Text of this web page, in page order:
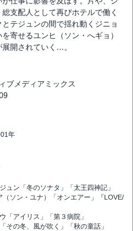
支配人として再びホテルで働く
テジュンの間で揺れ動くジニョ
寄せるユンヒ（ソン・へギョ）
開されていく…。
ブメディアミックス
年
ュン「冬のソナタ」「太王四神記」
（ソン・ユナ）「オンエアー」『LOVE/
「アイリス」「第３病院」
その冬、風が吹く」「秋の童話」